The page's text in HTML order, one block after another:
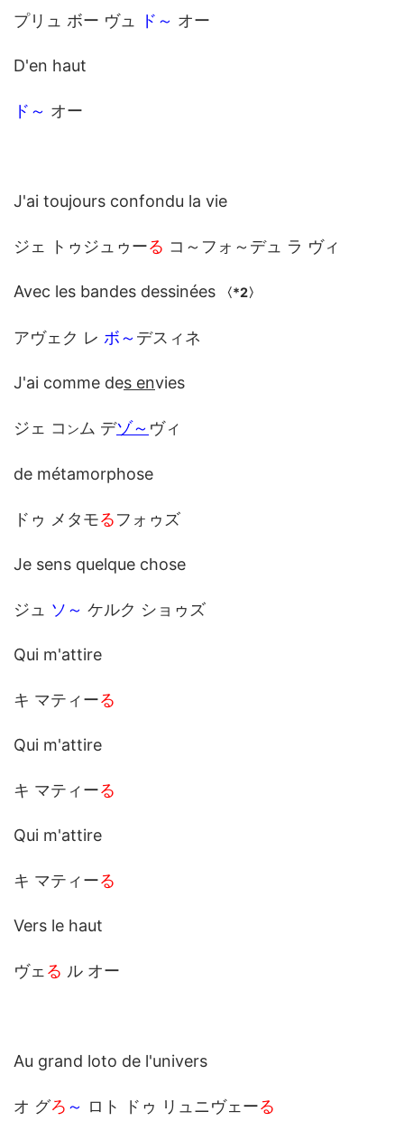
プリュ ボー ヴュ ド～ オー
D'en haut
ド～ オー
J'ai toujours confondu la vie
ジェ トゥジュゥーる コ～フォ～デュ ラ ヴィ
Avec les bandes dessinées 〈*2〉
アヴェク レ ボ～ デスィネ
J'ai comme des envies
ジェ コ ン ム デゾ～ ヴィ
de métamorphose
ドゥ メタモるフォゥズ
Je sens quelque chose
ジュ ソ～ ケルク ショゥズ
Qui m'attire
キ マティーる
Qui m'attire
キ マティーる
Qui m'attire
キ マティーる
Vers le haut
ヴェ る ル オー
Au grand loto de l'univers
オ グろ ～ ロト ドゥ リュニヴェーる